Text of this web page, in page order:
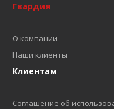
Гвардия
О компании
Наши клиенты
Клиентам
Соглашение об